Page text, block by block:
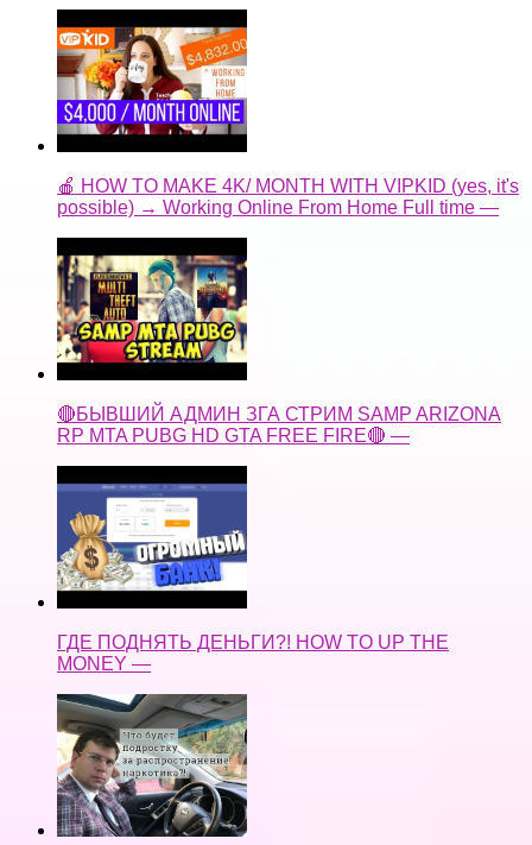
🍎 HOW TO MAKE 4K/ MONTH WITH VIPKID (yes, it's
possible) → Working Online From Home Full time —
🔴БЫВШИЙ АДМИН ЗГА СТРИМ SAMP ARIZONA
RP MTA PUBG HD GTA FREE FIRE🔴 —
ГДЕ ПОДНЯТЬ ДЕНЬГИ?! HOW TO UP THE
MONEY —